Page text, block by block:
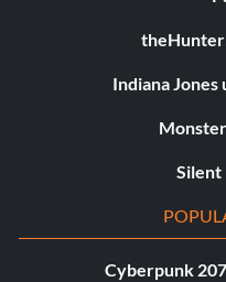
Indiana
Silent
Cyberpunk